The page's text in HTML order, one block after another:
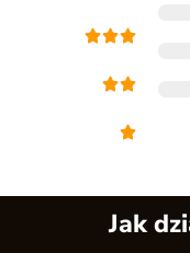
Jak